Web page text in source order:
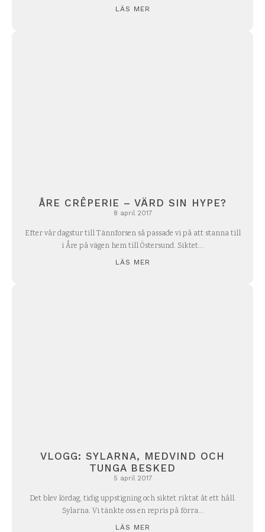
LÄS MER
ÅRE CRÊPERIE – VÄRD SIN HYPE?
8 april 2017
Efter vår dagstur till Tännforsen så passade vi på att stanna till
i Åre på vägen hem till Östersund. Siktet...
LÄS MER
VLOGG: SYLARNA, MEDVIND OCH
TUNGA BESKED
5 april 2017
Det blev lördag, tidig uppstigning och siktet riktat åt ett håll.
Sylarna. Vi tänkte oss en repris på förra...
LÄS MER